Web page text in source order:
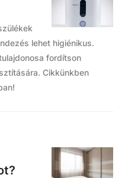
lehet higiénikus.
fordítson
Cikkünkben